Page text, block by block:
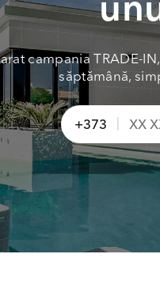
campania TRADE-
săptămână,
+373